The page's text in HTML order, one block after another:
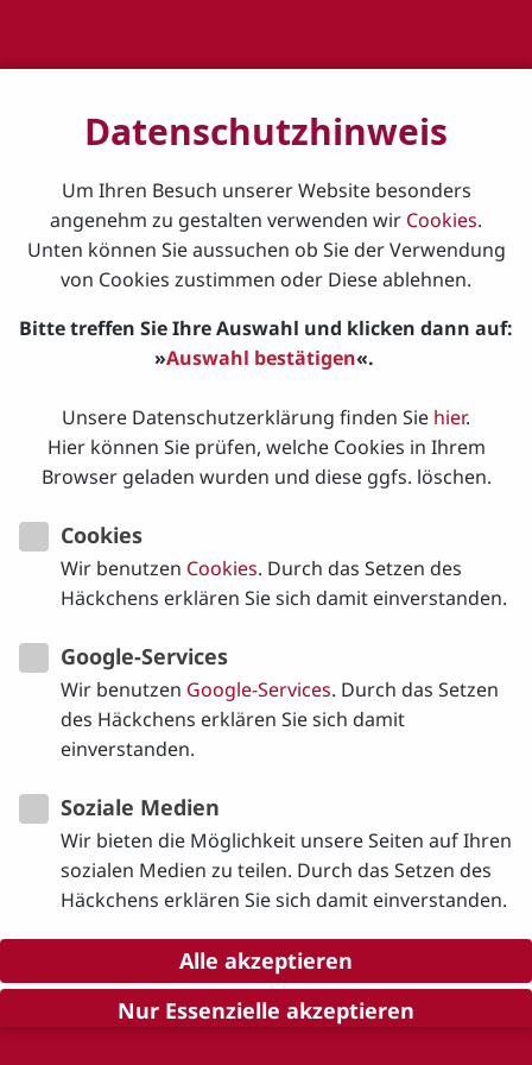
Vorhang auf!
07.09.2026 – 11.09.2026
Veranstaltungsort:
Veranstaltungskategorie:
Beschreibung:
Der Lehrgang kann nur als ganzer gebucht werden.
Der Flyer
mit weiteren Informationen.
Zurück zur Übersicht
©2026Gisela Matthiae
Datenschutzhinweis
Um Ihren Besuch unserer Website besonders
angenehm zu gestalten verwenden wir Cookies.
Unten können Sie aussuchen ob Sie der Verwendung
von Cookies zustimmen oder Diese ablehnen.
Bitte treffen Sie Ihre Auswahl und klicken dann auf:
»Auswahl bestätigen«.
Unsere Datenschutzerklärung finden Sie hier.
Hier können Sie prüfen, welche Cookies in Ihrem
Browser geladen wurden und diese ggfs. löschen.
Cookies
Wir benutzen Cookies. Durch das Setzen des
Häckchens erklären Sie sich damit einverstanden.
Google-Services
Wir benutzen Google-Services. Durch das Setzen
des Häckchens erklären Sie sich damit
einverstanden.
Soziale Medien
Wir bieten die Möglichkeit unsere Seiten auf Ihren
sozialen Medien zu teilen. Durch das Setzen des
Häckchens erklären Sie sich damit einverstanden.
Alle akzeptieren
Nur Essenzielle akzeptieren